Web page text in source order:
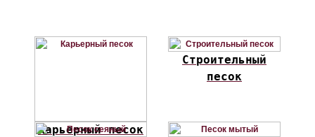
Карьерный песок
Строительный
песок